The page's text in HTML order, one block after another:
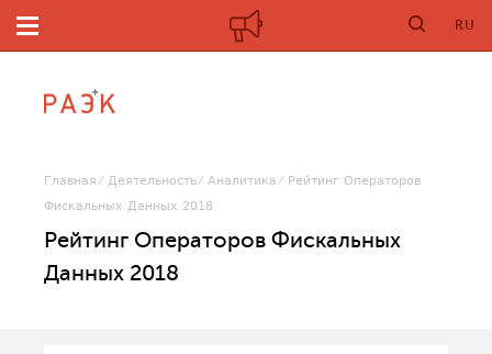
RU
Главная Деятельность Аналитика
Рейтинг Операторов
Фискальных Данных 2018
Рейтинг Операторов Фискальных
Данных 2018